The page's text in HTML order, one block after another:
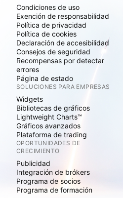
Condiciones de uso
Exención de responsabilidad
Política de privacidad
Política de cookies
Declaración de accesibilidad
Consejos de seguridad
Recompensas por detectar
errores
Página de estado
SOLUCIONES PARA EMPRESAS
Widgets
Bibliotecas de gráficos
Lightweight Charts™
Gráficos avanzados
Plataforma de trading
OPORTUNIDADES DE
CRECIMIENTO
Publicidad
Integración de brókers
Programa de socios
Programa de formación